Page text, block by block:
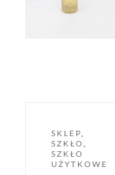
SKLEP
SZKŁO
SZKŁO
UŻYTKOWE